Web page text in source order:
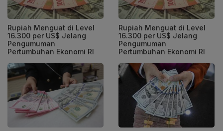
Rupiah Menguat di Level
16.300 per US$ Jelang
Pengumuman
Pertumbuhan Ekonomi RI
Rupiah Menguat di Level
16.300 per US$ Jelang
Pengumuman
Pertumbuhan Ekonomi RI